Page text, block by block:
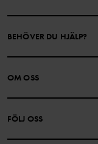
BEHÖVER DU HJÄLP?
KONTAKTA OSS
PRESENTKORTSALDO
INTEGRITETSPOLICY
OM OSS
FÖLJ OSS